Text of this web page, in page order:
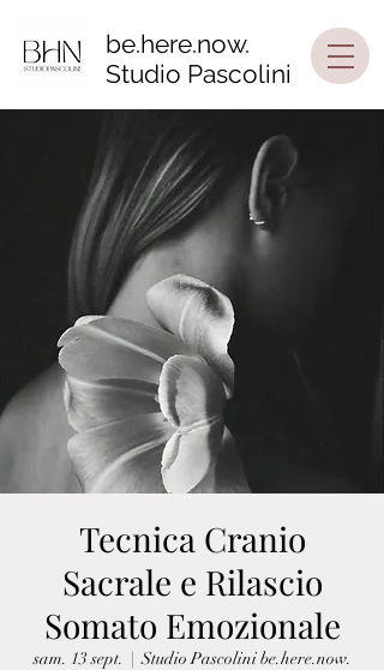
be.here.now.
Studio Pascolini
Tecnica Cranio
Sacrale e Rilascio
Somato Emozionale
sam. 13 sept.
  |
Studio Pascolini be.here.now.